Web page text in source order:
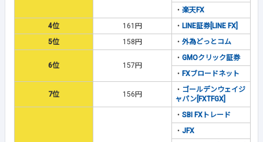
・ 楽天FX
4位
161円 ・ LINE証券[LINE FX]
5位
158円 ・ 外為どっとコム
6位 157円
・ GMOクリック証券
・ FXブロードネット
7位 156円
・ ゴールデンウェイジ
ャパン[FXTFGX]
・ SBI FXトレード
・ JFX